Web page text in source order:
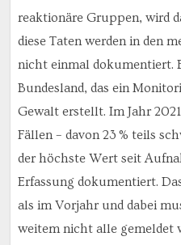
reaktionäre Gruppen, wird
diese Taten werden in den
nicht einmal dokumentiert.
Bundesland, das ein
Gewalt erstellt. Im Jahr
Fällen – davon 23 % teils
der höchste Wert seit
Erfassung dokumentiert.
als im Vorjahr und dabei
weitem nicht alle gemeldet